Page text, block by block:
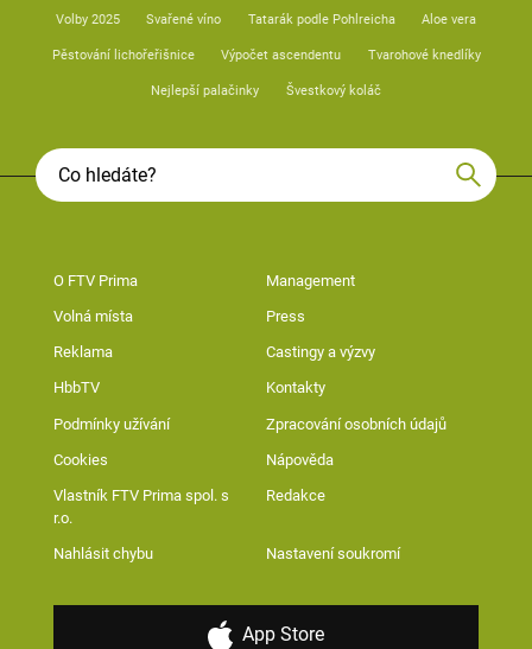
Volby 2025 Svařené víno Tatarák podle Pohlreicha Aloe vera
Pěstování lichořeřišnice Výpočet ascendentu Tvarohové knedlíky
Nejlepší palačinky Švestkový koláč
O FTV Prima Management
Volná místa Press
Reklama Castingy a výzvy
HbbTV Kontakty
Podmínky užívání Zpracování osobních údajů
Cookies Nápověda
Vlastník FTV Prima spol. s
r.o.
Redakce
Nahlásit chybu Nastavení soukromí
App Store